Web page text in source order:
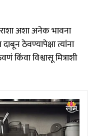
अशा अनेक भावना
ठेवण्यापेक्षा त्यांना
किंवा विश्वासू मित्राशी